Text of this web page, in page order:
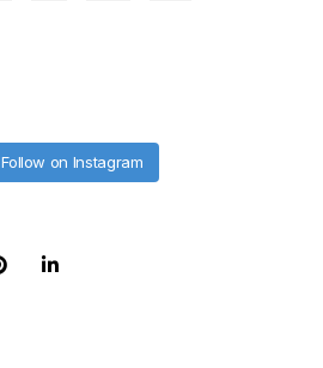
Follow on Instagram